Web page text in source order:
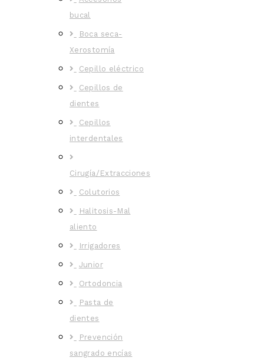
bucal
Boca seca-
Xerostomía
Cepillo eléctrico
Cepillos de
dientes
Cepillos
interdentales
Cirugía/Extracciones
Colutorios
Halitosis-Mal
aliento
Irrigadores
Junior
Ortodoncia
Pasta de
dientes
Prevención
sangrado encías